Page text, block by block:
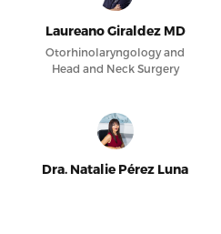
Laureano Giraldez MD
Otorhinolaryngology and
Head and Neck Surgery
Dra. Natalie Pérez Luna